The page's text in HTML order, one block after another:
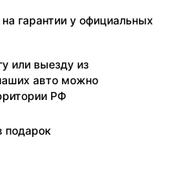
гарантии у официальных
или выезду из
авто можно
РФ
подарок